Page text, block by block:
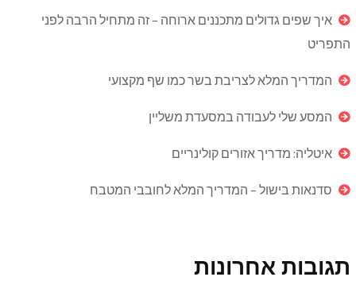
איך שפים גדולים מתכננים ארוחה – זה מתחיל הרבה לפני
התפריט
המדריך המלא לצריבת בשר כמו שף מקצועי
המסע שלי לעבודה במסעדת משליין
איטליה: מדריך אזורים קולינריים
סדנאות בישול – המדריך המלא לחובבי המטבח
תגובות אחרונות